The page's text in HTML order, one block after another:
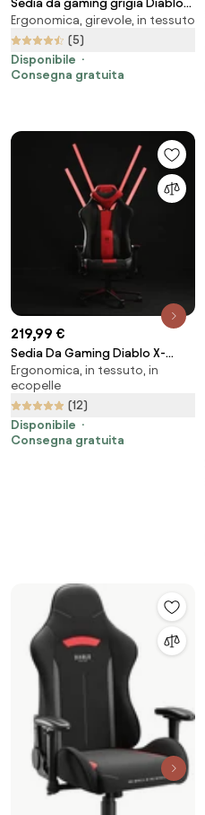
Sedia da gaming grigia Diablo
X.One Prime, Normal Size,
Nightwolf Moon
Ergonomica, girevole, in tessuto
(5)
Disponibile
Consegna gratuita
219,99 €
Sedia Da Gaming Diablo X-
Player 2.0 in materiale Normal
Size: Bianco-nero
Ergonomica, in tessuto, in
ecopelle
(12)
Disponibile
Consegna gratuita